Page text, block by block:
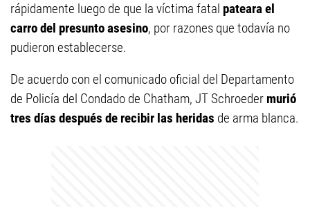
rápidamente luego de que la víctima fatal pateara el
carro del presunto asesino, por razones que todavía no
pudieron establecerse.
De acuerdo con el comunicado oficial del Departamento
de Policía del Condado de Chatham, JT Schroeder murió
tres días después de recibir las heridas de arma blanca.